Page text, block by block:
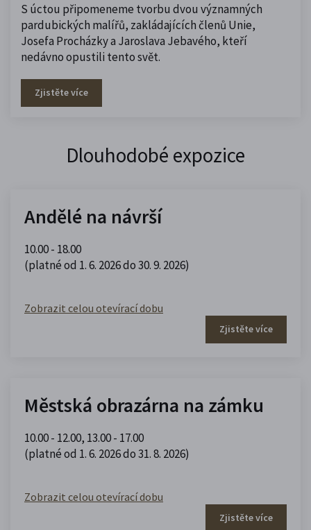
S úctou připomeneme tvorbu dvou významných
pardubických malířů, zakládajících členů Unie,
Josefa Procházky a Jaroslava Jebavého, kteří
nedávno opustili tento svět.
Zjistěte více
Dlouhodobé expozice
Andělé na návrší
10.00 - 18.00
(platné od 1. 6. 2026 do 30. 9. 2026)
Zobrazit celou otevírací dobu
Zjistěte více
Městská obrazárna na zámku
10.00 - 12.00, 13.00 - 17.00
(platné od 1. 6. 2026 do 31. 8. 2026)
Zobrazit celou otevírací dobu
Zjistěte více